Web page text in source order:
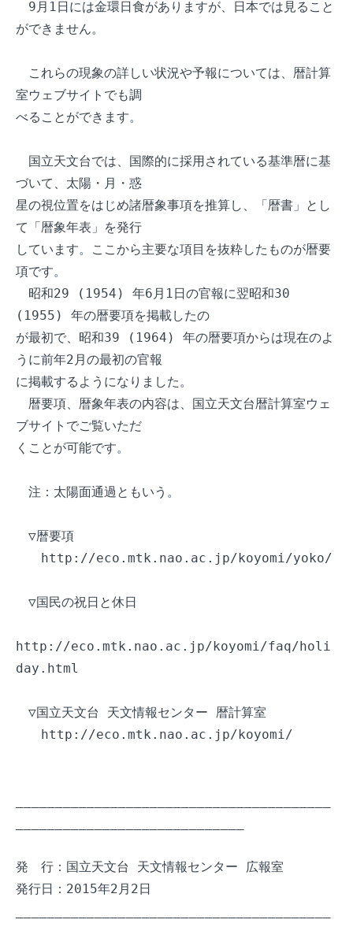
9月1日には金環日食がありますが、日本では見ること
ができません。
これらの現象の詳しい状況や予報については、暦計算
室ウェブサイトでも調
べることができます。
国立天文台では、国際的に採用されている基準暦に基
づいて、太陽・月・惑
星の視位置をはじめ諸暦象事項を推算し、「暦書」とし
て「暦象年表」を発行
しています。ここから主要な項目を抜粋したものが暦要
項です。
昭和29 (1954) 年6月1日の官報に翌昭和30
(1955) 年の暦要項を掲載したの
が最初で、昭和39 (1964) 年の暦要項からは現在のよ
うに前年2月の最初の官報
に掲載するようになりました。
暦要項、暦象年表の内容は、国立天文台暦計算室ウェ
ブサイトでご覧いただ
くことが可能です。
注：太陽面通過ともいう。
▽暦要項
http://eco.mtk.nao.ac.jp/koyomi/yoko/
▽国民の祝日と休日
http://eco.mtk.nao.ac.jp/koyomi/faq/holi
day.html
▽国立天文台 天文情報センター 暦計算室
http://eco.mtk.nao.ac.jp/koyomi/
発　行：国立天文台 天文情報センター 広報室
発行日：2015年2月2日